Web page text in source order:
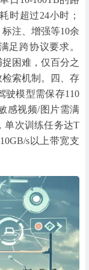
时超过24小时；
注、增强等10余
足跨协议要求。
困难，仅百分之
索机制。四、存
驶模型需保存110
感视频/图片需满
单次训练任务达T
s以上带宽支